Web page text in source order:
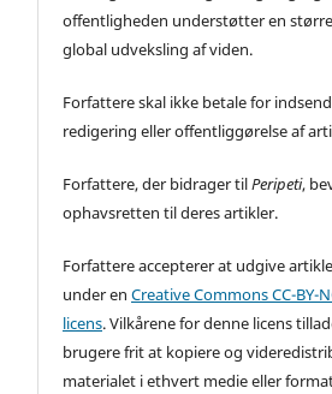
offentligheden understøtter en større
global udveksling af viden.
Forfattere skal ikke betale for
redigering eller offentliggørelse af
Forfattere, der bidrager tilPeripeti,
ophavsretten til deres artikler.
Forfattere accepterer at udgive
under enCreative Commons CC-BY-
licens. Vilkårene for denne licens
brugere frit at kopiere og
materialet i ethvert medie eller